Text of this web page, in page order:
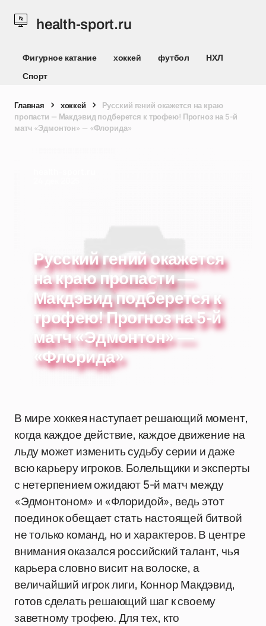
health-sport.ru
Фигурное катание хоккей футбол
НХЛ
Спорт
Главная хоккей
Русский гений окажется на краю
пропасти — Макдэвид подберется к трофею! Прогноз на 5-й
матч «Эдмонтон» — «Флорида»
Русский гений окажется
на краю пропасти —
Макдэвид подберется к
трофею! Прогноз на 5-й
матч «Эдмонтон» —
«Флорида»
В мире хоккея наступает решающий момент,
когда каждое действие, каждое движение на
льду может изменить судьбу серии и даже
всю карьеру игроков. Болельщики и эксперты
с нетерпением ожидают 5-й матч между
«Эдмонтоном» и «Флоридой», ведь этот
поединок обещает стать настоящей битвой
не только команд, но и характеров. В центре
внимания оказался российский талант, чья
карьера словно висит на волоске, а
величайший игрок лиги, Коннор Макдэвид,
готов сделать решающий шаг к своему
заветному трофею. Для тех, кто